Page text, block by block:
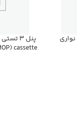
HCG (2.5 mm) (Urine) strip نواري